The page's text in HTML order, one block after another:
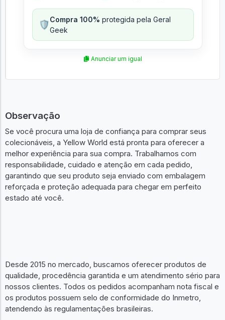
🛡️Compra 100% protegida pela Geral
Geek
Anunciar um igual
Observação
Se você procura uma loja de confiança para comprar seus
colecionáveis, a Yellow World está pronta para oferecer a
melhor experiência para sua compra. Trabalhamos com
responsabilidade, cuidado e atenção em cada pedido,
garantindo que seu produto seja enviado com embalagem
reforçada e proteção adequada para chegar em perfeito
estado até você.
Desde 2015 no mercado, buscamos oferecer produtos de
qualidade, procedência garantida e um atendimento sério para
nossos clientes. Todos os pedidos acompanham nota fiscal e
os produtos possuem selo de conformidade do Inmetro,
atendendo às regulamentações brasileiras.